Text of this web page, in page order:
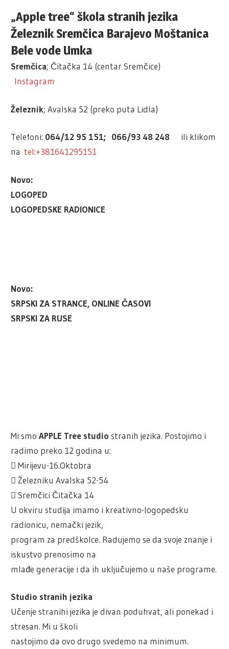
„Apple tree“ škola stranih jezika
Železnik Sremčica Barajevo Moštanica
Bele vode Umka
Sremčica; Čitačka 14 (centar Sremčice)
Instagram
Železnik; Avalska 52 (preko puta Lidla)
Telefoni: 064/12 95 151; 066/93 48 248
ili klikom
na tel:+381641295151
Novo:
LOGOPED
LOGOPEDSKE RADIONICE
Novo:
SRPSKI ZA STRANCE, ONLINE ČASOVI
SRPSKI ZA RUSE
Mi smoAPPLE Tree studio stranih jezika. Postojimo i
radimo preko 12 godina u:
 Mirijevu-16.Oktobra
 Železniku Avalska 52-54
 Sremčici Čitačka 14
U okviru studija imamo i kreativno-logopedsku
radionicu, nemački jezik,
program za predškolce. Radujemo se da svoje znanje i
iskustvo prenosimo na
mlađe generacije i da ih uključujemo u naše programe.
Studio stranih jezika
Učenje stranihi jezika je divan poduhvat, ali ponekad i
stresan. Mi u školi
nastojimo da ovo drugo svedemo na minimum.